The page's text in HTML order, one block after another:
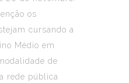
os
cursando a
Médio em
de
rede pública